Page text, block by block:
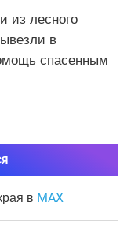
из лесного
в
спасенным
в MAX